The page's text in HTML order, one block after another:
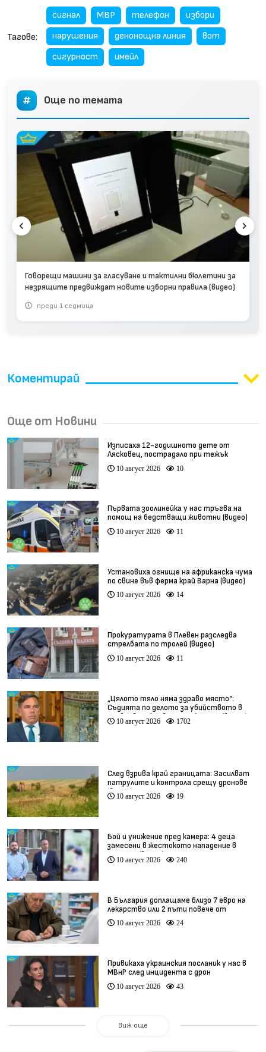
Тагове:
сигнал МВР телефон
избори
нарушения
денонощна линия
вот
сигурност
имейл
Още по темата
Говорещи машини за гласуване и тактилни бюлетини за
незрящите предвиждат новите изборни правила (видео)
преди 1 седмица
Коментирай
Още от Новини
Изписаха 12-годишното дете от
Лясковец, пострадало при тежък
инцидент с тротинетка
10 август 2026 10
Първата зоолинейка у нас тръгва на
помощ на бедстващи животни (видео)
10 август 2026 11
Установиха огнище на африканска чума
по свине във ферма край Варна (видео)
10 август 2026 14
Прокуратурата в Плевен разследва
стрелбата по тролей (видео)
10 август 2026 11
„Цялото тяло няма здраво място“:
Съдията по делото за убийството в
Пловдив разкрива подробности (видео)
10 август 2026 1702
След взрива край границата: Засилват
патрулите и контрола срещу дронове
(видео)
10 август 2026 19
Бой и унижение пред камера: 4 деца
замесени в жестокото нападение в
Радомир (видео)
10 август 2026 240
В България доплащаме близо 7 евро на
лекарство или 2 пъти повече от
средното за ЕС
10 август 2026 24
Привикаха украинския посланик у нас в
МВнР след инцидента с дрон
10 август 2026 43
Виж още